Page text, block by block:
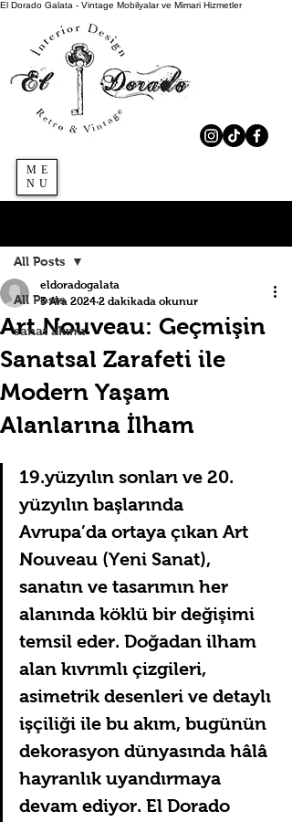
El Dorado Galata - Vintage Mobilyalar ve Mimari Hizmetler
ME
NU
All Posts
sanat akımı
All Posts
Art Nouveau: Geçmişin
Sanatsal Zarafeti ile
Modern Yaşam
Alanlarına İlham
eldoradogalata
3 Ara 2024 2 dakikada okunur
19.yüzyılın sonları ve 20.
yüzyılın başlarında
Avrupa’da ortaya çıkan Art
Nouveau (Yeni Sanat),
sanatın ve tasarımın her
alanında köklü bir değişimi
temsil eder. Doğadan ilham
alan kıvrımlı çizgileri,
asimetrik desenleri ve detaylı
işçiliği ile bu akım, bugünün
dekorasyon dünyasında hâlâ
hayranlık uyandırmaya
devam ediyor. El Dorado